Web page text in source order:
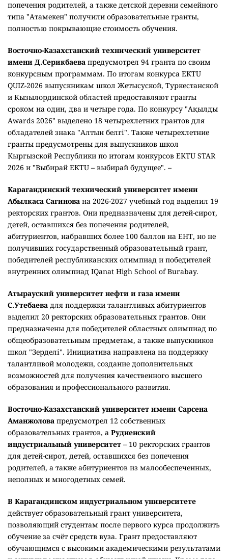
предлагаемых казахстанскими вузами, превышает 2000.
Каждый университет самостоятельно определяет
количество грантов, порядок их предоставления и
результаты Единого национального тестирования,
академические достижения, наличие знака "Алтын белгі",
победы в олимпиадах, научных, творческих и спортивных
конкурсах, а также социальный статус абитуриента.
Одну из крупнейших программ реализует
Международный казахско-турецкий университет
имени Ходжи Ахмета Яссауи. На 2026-2027 учебный год
Турецкая Республика выделила 500 образовательных
квот. Приём документов на конкурс пройдет с 10 по 15
августа. Участниками могут стать граждане Казахстана,
конкурсе на государственный образовательный грант, и
набравшие проходной балл, установленный
университетом.
Кызылординский университет имени Коркыт ата
выделил 125 внутренних грантов победителям олимпиад
по IT-направлениям, проектов и конкурсов среди
талантливых школьников. Кроме того, два выпускника
попечения родителей, а также детской деревни семейного
типа "Атамекен" получили образовательные гранты,
полностью покрывающие стоимость обучения.
Восточно-Казахстанский технический университет
имени Д.Серикбаевапредусмотрел 94 гранта по своим
конкурсным программам. По итогам конкурса EKTU
QUIZ-2026 выпускникам школ Жетысуской, Туркестанской
и Кызылординской областей предоставляют гранты
Awards 2026" выделено 18 четырехлетних грантов для
обладателей знака "Алтын белгі". Также четырехлетние
гранты предусмотрены для выпускников школ
Кыргызской Республики по итогам конкурсов EKTU STAR
2026 и "Выбирай EKTU – выбирай будущее". –
Карагандинский технический университет имени
ректорских грантов. Они предназначены для детей-сирот,
детей, оставшихся без попечения родителей,
абитуриентов, набравших более 100 баллов на ЕНТ, но не
получивших государственный образовательный грант,
победителей республиканских олимпиад и победителей